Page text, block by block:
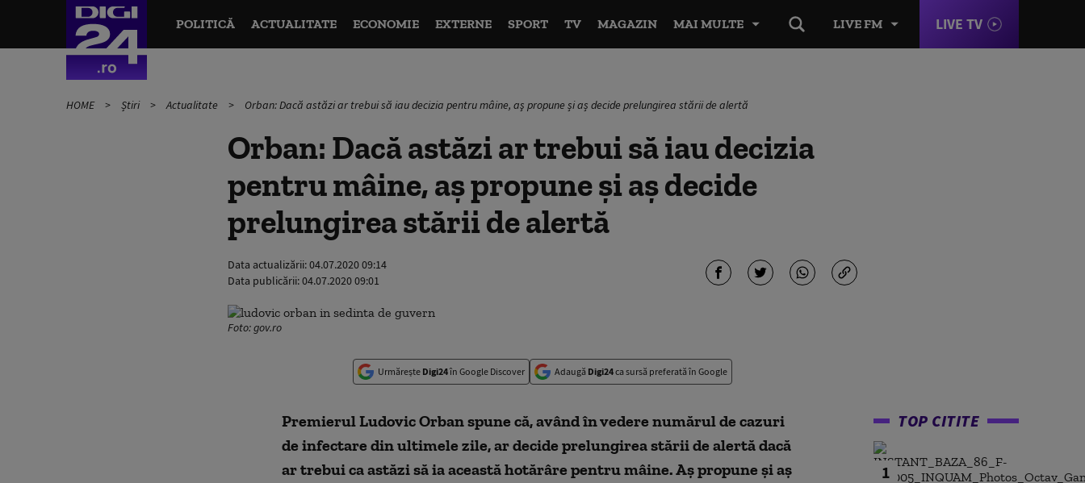
LIVE FM LIVE TV
POLITICĂ ACTUALITATE ECONOMIE EXTERNE SPORT TV MAGAZIN MAI MULTE
HOME Știri Actualitate Orban: Dacă astăzi ar trebui să iau decizia pentru mâine, aş propune și aș decide prelungirea stării de alertă
Orban: Dacă astăzi ar trebui să iau decizia
pentru mâine, aş propune și aș decide
prelungirea stării de alertă
Data actualizării:04.07.2020 09:14
Data publicării:04.07.2020 09:01
Foto: gov.ro
Urmărește Digi24în Google Discover Adaugă Digi24ca sursă preferată în Google
Premierul Ludovic Orban spune că, având în vedere numărul de cazuri
de infectare din ultimele zile, ar decide prelungirea stării de alertă dacă
ar trebui ca astăzi să ia această hotărâre pentru mâine. Aș propune și aș
TOP CITITE
1